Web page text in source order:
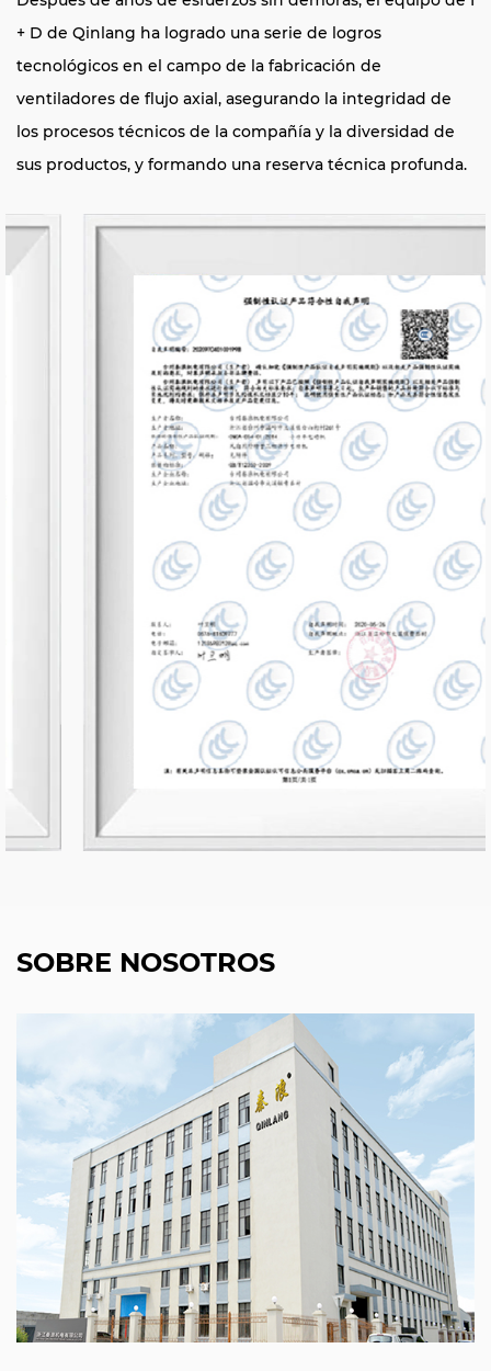
+ D de Qinlang ha logrado una serie de logros
tecnológicos en el campo de la fabricación de
ventiladores de flujo axial, asegurando la integridad de
los procesos técnicos de la compañía y la diversidad de
sus productos, y formando una reserva técnica profunda.
SOBRE NOSOTROS